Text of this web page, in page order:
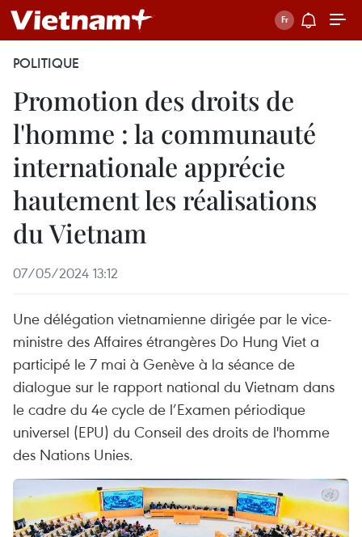
POLITIQUE
Promotion des droits de
l'homme : la communauté
internationale apprécie
hautement les réalisations
du Vietnam
07/05/2024 13:12
Une délégation vietnamienne dirigée par le vice-
ministre des Affaires étrangères Do Hung Viet a
participé le 7 mai à Genève à la séance de
dialogue sur le rapport national du Vietnam dans
le cadre du 4e cycle de l’Examen périodique
universel (EPU) du Conseil des droits de l'homme
des Nations Unies.